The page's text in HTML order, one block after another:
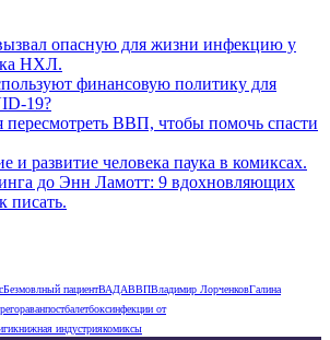
опасную для жизни инфекцию у
НХЛ.
финансовую политику для
19?
ВВП, чтобы помочь спасти
и развитие человека паука в комиксах.
до Энн Ламотт: 9 вдохновляющих
писать.
Безмовлный пациентВАДАВВПВладимир ЛорченковГалина
аванпостбалетбоксинфекции от
книжная индустриякомиксы